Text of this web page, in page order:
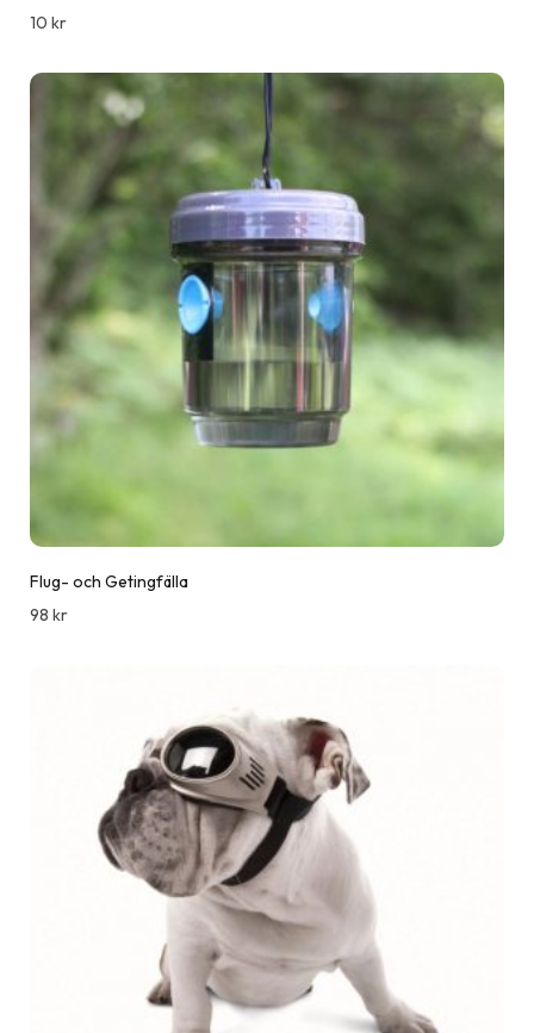
10 kr
Flug- och Getingfälla
98 kr